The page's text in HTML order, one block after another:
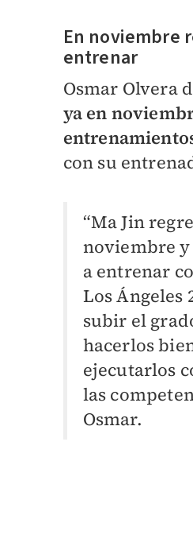
En noviembre
entrenar
Osmar Olvera
ya en
con su
“Ma Jin
noviembre
a entrenar
Los Ángeles
subir el
hacerlos
ejecutarlos
las
Osmar.